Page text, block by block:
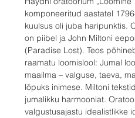
komponeeritud aastatel
kuulsus oli juba haripunktis.
on piibel ja John Miltoni
(Paradise Lost). Teos
raamatu loomislool: Jumal
maailma – valguse, taeva,
lõpuks inimese. Miltoni
jumalikku harmooniat.
valgustusajastu idealistlikke